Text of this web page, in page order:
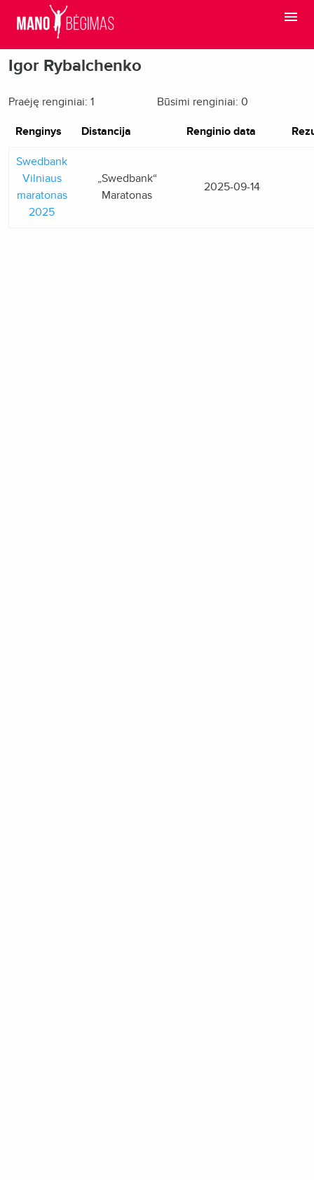
Igor Rybalchenko
Praėję renginiai: 1 Būsimi renginiai: 0
Renginys Distancija Renginio data
Swedbank
Vilniaus
maratonas
2025
„Swedbank“
Maratonas
2025-09-14